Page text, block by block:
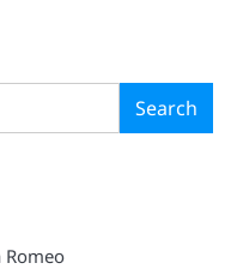
Search
Romeo